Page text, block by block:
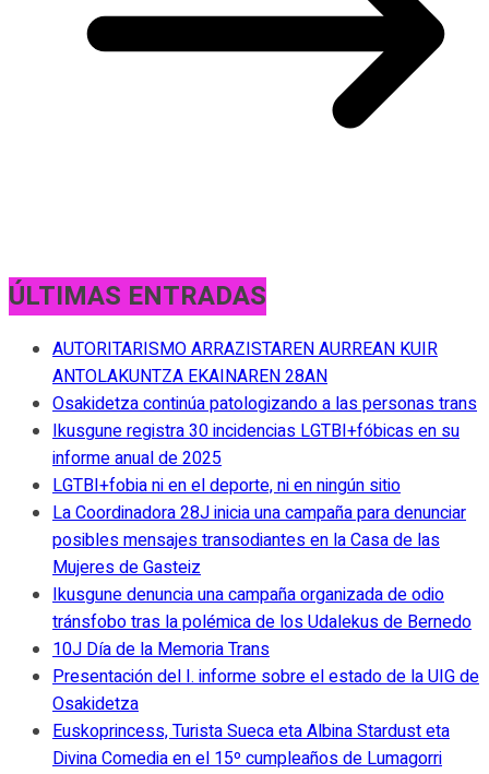
ÚLTIMAS ENTRADAS
AUTORITARISMO ARRAZISTAREN AURREAN KUIR
ANTOLAKUNTZA EKAINAREN 28AN
Osakidetza continúa patologizando a las personas trans
Ikusgune registra 30 incidencias LGTBI+fóbicas en su
informe anual de 2025
LGTBI+fobia ni en el deporte, ni en ningún sitio
La Coordinadora 28J inicia una campaña para denunciar
posibles mensajes transodiantes en la Casa de las
Mujeres de Gasteiz
Ikusgune denuncia una campaña organizada de odio
tránsfobo tras la polémica de los Udalekus de Bernedo
10J Día de la Memoria Trans
Presentación del I. informe sobre el estado de la UIG de
Osakidetza
Euskoprincess, Turista Sueca eta Albina Stardust eta
Divina Comedia en el 15º cumpleaños de Lumagorri